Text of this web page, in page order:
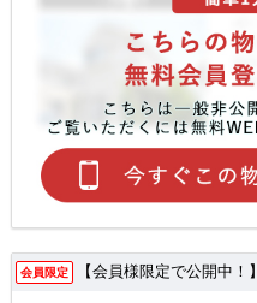
会員限定 【会員様限定で公開中！】